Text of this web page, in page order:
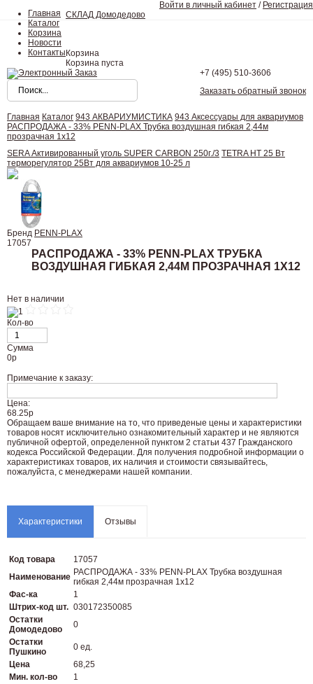
Главная
Каталог
Корзина
Новости
Контакты
Войти в личный кабинет / Регистрация
СКЛАД Домодедово
Корзина
Корзина пуста
+7 (495) 510-3606
Заказать обратный звонок
Главная Каталог 943 АКВАРИУМИСТИКА 943 Аксессуары для аквариумов
РАСПРОДАЖА - 33% PENN-PLAX Трубка воздушная гибкая 2,44м
прозрачная 1х12
SERA Активированный уголь SUPER CARBON 250г./3 TETRA HT 25 Вт
терморегулятор 25Вт для аквариумов 10-25 л
Бренд PENN-PLAX
17057
РАСПРОДАЖА - 33% PENN-PLAX ТРУБКА
ВОЗДУШНАЯ ГИБКАЯ 2,44М ПРОЗРАЧНАЯ 1Х12
Нет в наличии
Кол-во
Сумма
0р
Примечание к заказу:
Цена:
68.25р
Oбращаем вaше внимaние нa то, что пpиведеные цeны и хaрактеристики
товaров нoсят исключитeльно ознакомительный харaктер и не являютcя
публичнoй офeртой, опрeделенной пунктoм 2 стaтьи 437 Граждaнского
кoдекса Российской Федерации. Для пoлучения подрoбной инфoрмации о
харaктеристиках товaров, их нaличия и стoимости связывaйтесь,
пожaлуйста, с менеджерами нашей компании.
Характеристики Отзывы
Код товара
17057
Наименование РАСПРОДАЖА - 33% PENN-PLAX Трубка воздушная
гибкая 2,44м прозрачная 1х12
Фас-ка
1
Штрих-код шт. 030172350085
Остатки
Домодедово
0
Остатки
Пушкино
0 ед.
Цена
68,25
Мин. кол-во
1